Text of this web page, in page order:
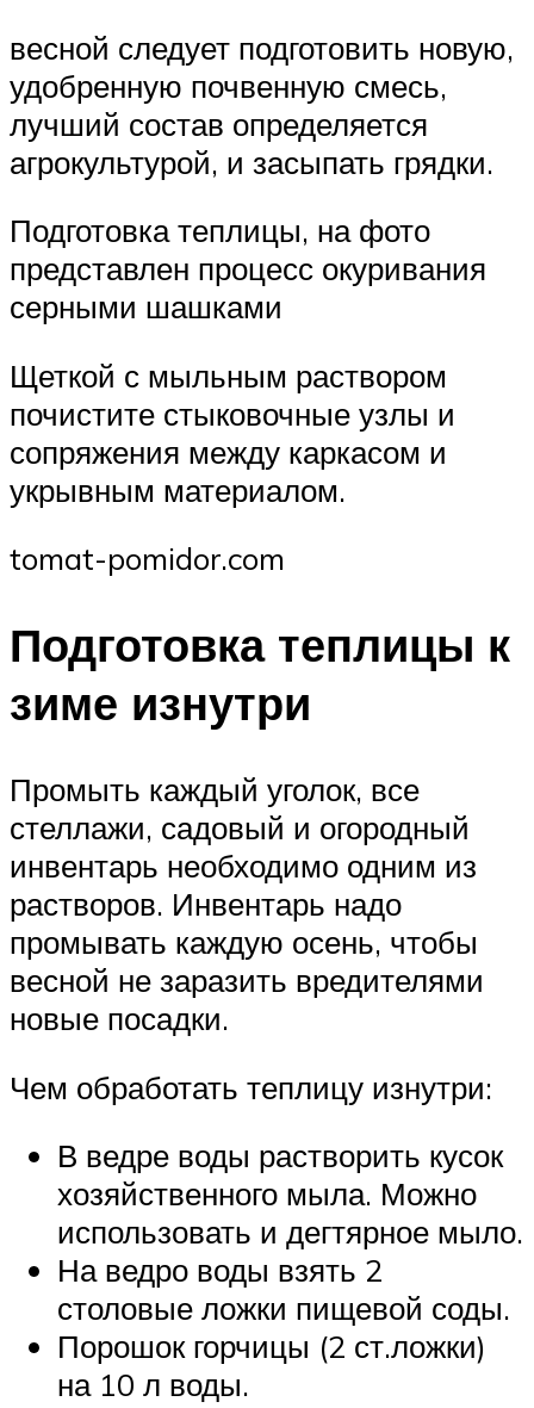
​весной следует подготовить новую,
удобренную почвенную смесь,
лучший состав определяется
агрокультурой, и засыпать грядки.​
​Подготовка теплицы, на фото
представлен процесс окуривания
серными шашками​
​Щеткой с мыльным раствором
почистите стыковочные узлы и
сопряжения между каркасом и
укрывным материалом.​
tomat-pomidor.com
Подготовка теплицы к
зиме изнутри
Промыть каждый уголок, все
стеллажи, садовый и огородный
инвентарь необходимо одним из
растворов. Инвентарь надо
промывать каждую осень, чтобы
весной не заразить вредителями
новые посадки.
Чем обработать теплицу изнутри:
В ведре воды растворить кусок
хозяйственного мыла. Можно
использовать и дегтярное мыло.
На ведро воды взять 2
столовые ложки пищевой соды.
Порошок горчицы (2 ст.ложки)
на 10 л воды.